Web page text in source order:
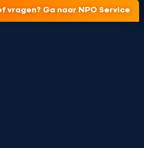
vragen? Ga naar NPO Service